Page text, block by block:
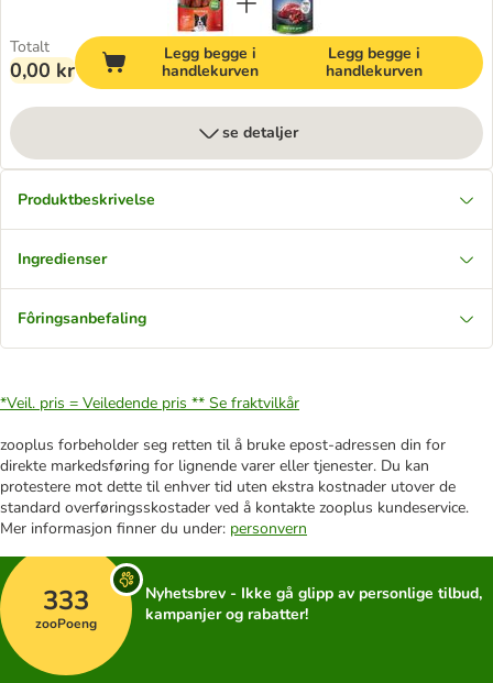
Totalt
0,00 kr
Legg begge i
handlekurven
Legg begge i
handlekurven
se detaljer
Produktbeskrivelse
Ingredienser
Fôringsanbefaling
*Veil. pris = Veiledende pris ** Se fraktvilkår
zooplus forbeholder seg retten til å bruke epost-adressen din for
direkte markedsføring for lignende varer eller tjenester. Du kan
protestere mot dette til enhver tid uten ekstra kostnader utover de
standard overføringsskostader ved å kontakte zooplus kundeservice.
Mer informasjon finner du under: personvern
333
zooPoeng
Nyhetsbrev - Ikke gå glipp av personlige tilbud,
kampanjer og rabatter!